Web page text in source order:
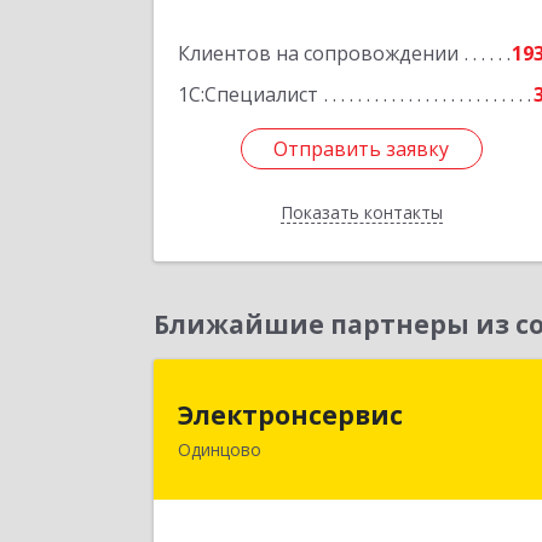
Клиентов на сопровождении
1С:Специалист
Отправить заявку
Показать контакты
Отправить заявку
Назад
Ближайшие партнеры из
Электронсервис
Одинцово